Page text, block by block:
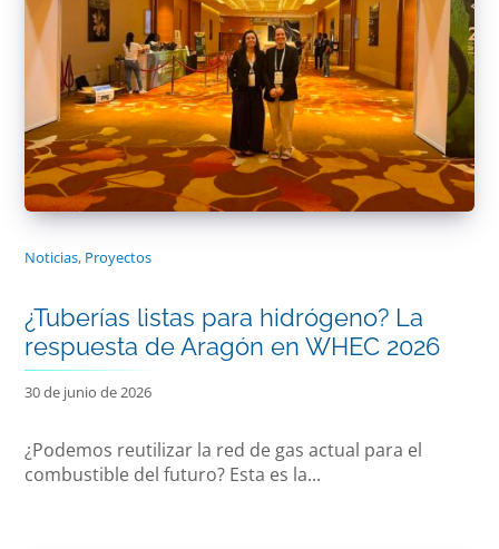
Noticias, Proyectos
¿Tuberías listas para hidrógeno? La
respuesta de Aragón en WHEC 2026
30 de junio de 2026
¿Podemos reutilizar la red de gas actual para el
combustible del futuro? Esta es la...